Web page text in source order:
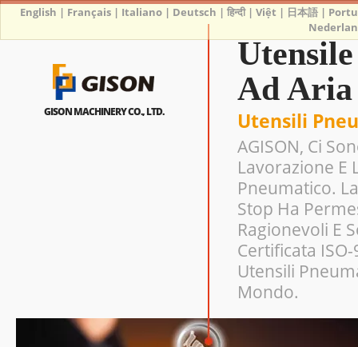
GISON MACHINERY CO., LTD.
Ad Aria
Utensili
AGISON, Ci
Lavorazione E
Pneumatico.
Stop Ha
Ragionevoli E
Certificata
Utensili
Mondo.
English | Français | Italiano | Deutsch |हिन्दी|Việt | 日本語 |